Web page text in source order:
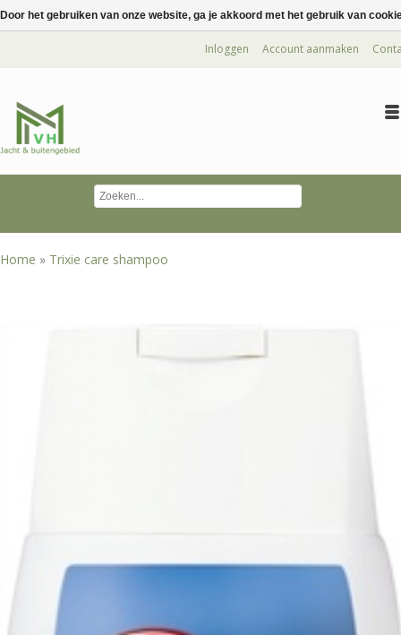
Inloggen Account aanmaken
Home » Trixie care shampoo
Door het gebruiken van onze website, ga je akkoord met het gebruik van